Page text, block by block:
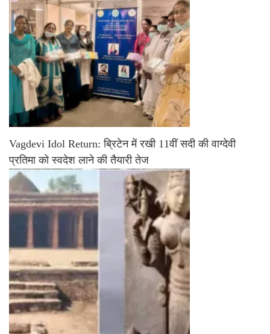
Vagdevi Idol Return: ब्रिटेन में रखी 11वीं सदी की वाग्देवी
प्रतिमा को स्वदेश लाने की तैयारी तेज